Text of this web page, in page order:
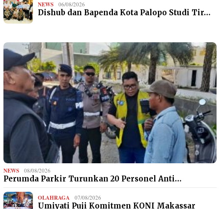
NEWS 06/08/2026
Dishub dan Bapenda Kota Palopo Studi Tir…
NEWS 08/08/2026
Perumda Parkir Turunkan 20 Personel Anti…
OLAHRAGA 07/08/2026
Umiyati Puji Komitmen KONI Makassar